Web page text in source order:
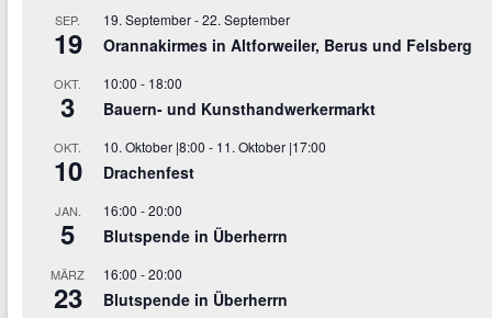
SEP.
19
19. September-22. September
Orannakirmes in Altforweiler, Berus und Felsberg
OKT.
3
10:00 - 18:00
Bauern- und Kunsthandwerkermarkt
OKT.
10
10. Oktober |8:00 - 11. Oktober |17:00
Drachenfest
JAN.
5
16:00 -20:00
Blutspende in Überherrn
MÄRZ
23
16:00 -20:00
Blutspende in Überherrn